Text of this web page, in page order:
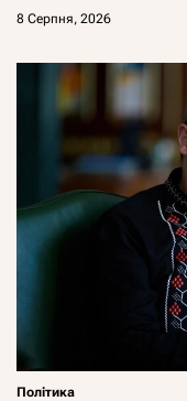
8 Серпня, 2026
Політика